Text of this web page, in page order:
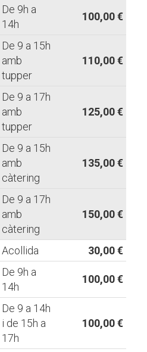
De 9h a
14h
100,00 €
De 9 a 15h
amb
tupper
110,00 €
De 9 a 17h
amb
tupper
125,00 €
De 9 a 15h
amb
càtering
135,00 €
De 9 a 17h
amb
càtering
150,00 €
Acollida
30,00 €
De 9h a
14h
100,00 €
De 9 a 14h
i de 15h a
17h
100,00 €